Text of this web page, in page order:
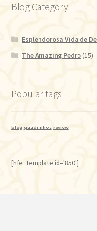
Blog Category
Esplendorosa Vida de
The Amazing Pedro (15)
Popular tags
blog quadrinhos review
[hfe_template id='850']